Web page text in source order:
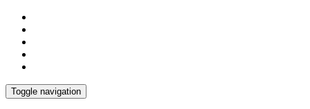
Toggle navigation